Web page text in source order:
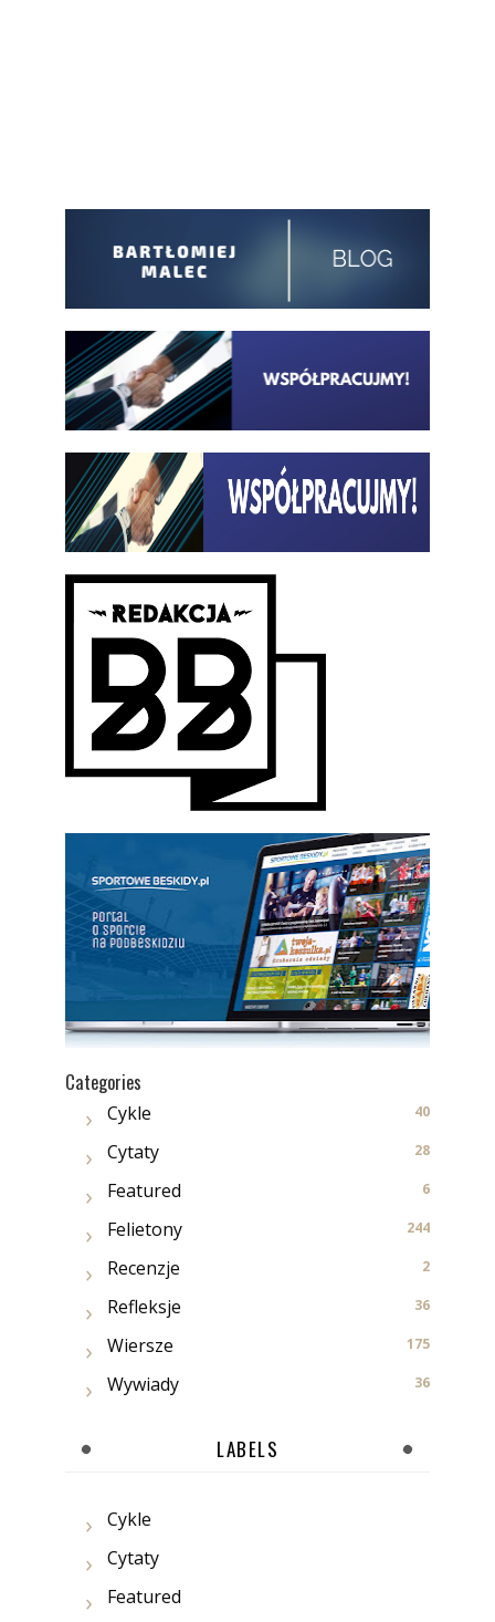
Categories
Cykle 40
Cytaty 28
Featured 6
Felietony 244
Recenzje 2
Refleksje 36
Wiersze 175
Wywiady 36
LABELS
Cykle
Cytaty
Featured